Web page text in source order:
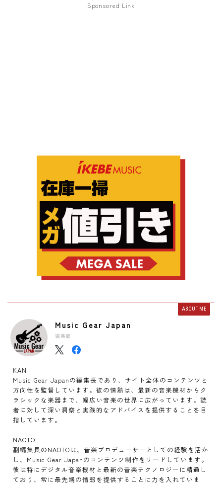
Sponsored Link
ABOUT ME
Music Gear Japan
編集部
KAN
Music Gear Japanの編集長であり、サイト全体のコンテンツと
方向性を監督しています。彼の情熱は、最新の音楽機材からク
ラシックな楽器まで、幅広い音楽の世界に広がっています。読
者に対して深い洞察と実践的なアドバイスを提供することを目
指しています。
NAOTO
副編集長のNAOTOは、音楽プロデューサーとしての経験を活か
し、Music Gear Japanのコンテンツ制作をリードしています。
彼は特にデジタル音楽機材と最新の音楽テクノロジーに精通し
ており、常に最先端の情報を提供することに力を入れていま